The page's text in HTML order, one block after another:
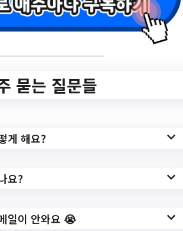
바로가기 ▶
: 2023-05-03 ~2023-05-12
특화 북큐레
묻는 질문들
게 해요?
요?
일이 안와요 😭